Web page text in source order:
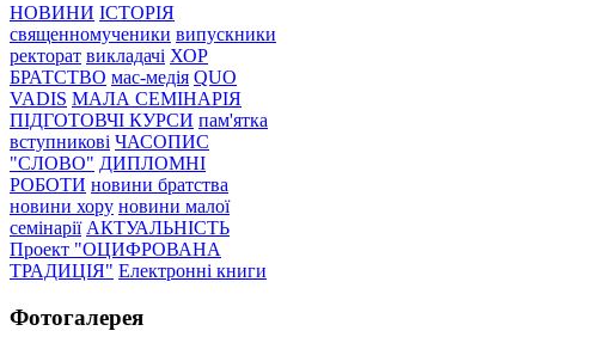
НОВИНИ ІСТОРІЯ
священномученики випускники
ректорат викладачі ХОР
БРАТСТВО мас-медія QUO
VADIS МАЛА СЕМІНАРІЯ
ПІДГОТОВЧІ КУРСИ пам'ятка
вступникові ЧАСОПИС
"СЛОВО" ДИПЛОМНІ
РОБОТИ новини братства
новини хору новини малої
семінарії АКТУАЛЬНІСТЬ
Проект "ОЦИФРОВАНА
ТРАДИЦІЯ" Електронні книги
Фотогалерея